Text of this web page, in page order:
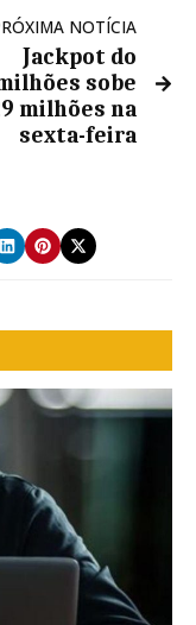
NOTÍCIA
Jackpot do
sobe
milhões na
sexta-feira